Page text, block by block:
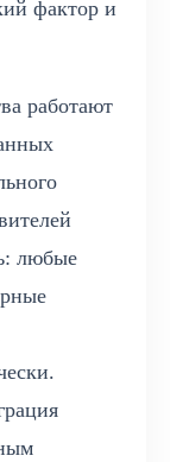
фактор и
работают
любые